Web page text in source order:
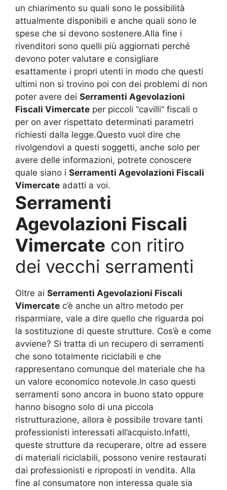
un chiarimento su quali sono le possibilità
attualmente disponibili e anche quali sono le
spese che si devono sostenere.Alla fine i
rivenditori sono quelli più aggiornati perché
devono poter valutare e consigliare
esattamente i propri utenti in modo che questi
ultimi non si trovino poi con dei problemi di non
poter avere dei Serramenti Agevolazioni
Fiscali Vimercate per piccoli “cavilli” fiscali o
per on aver rispettato determinati parametri
richiesti dalla legge.Questo vuol dire che
rivolgendovi a questi soggetti, anche solo per
avere delle informazioni, potrete conoscere
quale siano i Serramenti Agevolazioni Fiscali
Vimercate adatti a voi.
Serramenti
Agevolazioni Fiscali
Vimercate con ritiro
dei vecchi serramenti
Oltre ai Serramenti Agevolazioni Fiscali
Vimercate c’è anche un altro metodo per
risparmiare, vale a dire quello che riguarda poi
la sostituzione di queste strutture. Cos’è e come
avviene? Si tratta di un recupero di serramenti
che sono totalmente riciclabili e che
rappresentano comunque del materiale che ha
un valore economico notevole.In caso questi
serramenti sono ancora in buono stato oppure
hanno bisogno solo di una piccola
ristrutturazione, allora è possibile trovare tanti
professionisti interessati all’acquisto.Infatti,
queste strutture da recuperare, oltre ad essere
di materiali riciclabili, possono venire restaurati
dai professionisti e riproposti in vendita. Alla
fine al consumatore non interessa quale sia